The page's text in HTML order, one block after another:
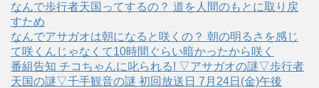
なんで歩行者天国ってするの？ 道を人間のもとに取り戻
すため
なんでアサガオは朝になると咲くの？ 朝の明るさを感じ
て咲くんじゃなくて10時間ぐらい暗かったから咲く
番組告知 チコちゃんに叱られる! ▽アサガオの謎▽歩行者
天国の謎▽千手観音の謎 初回放送日 7月24日(金)午後